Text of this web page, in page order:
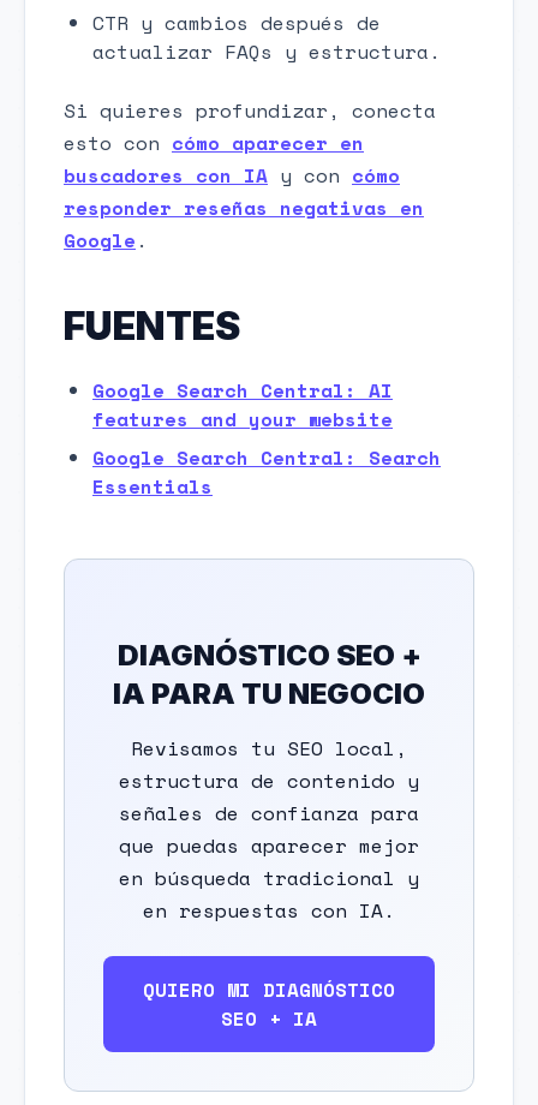
CTR y cambios después de
actualizar FAQs y estructura.
Si quieres profundizar, conecta
esto con cómo aparecer en
buscadores con IA y con cómo
responder reseñas negativas en
Google .
FUENTES
Google Search Central: AI
features and your website
Google Search Central: Search
Essentials
DIAGNÓSTICO SEO +
IA PARA TU NEGOCIO
Revisamos tu SEO local,
estructura de contenido y
señales de confianza para
que puedas aparecer mejor
en búsqueda tradicional y
en respuestas con IA.
QUIERO MI DIAGNÓSTICO
SEO + IA